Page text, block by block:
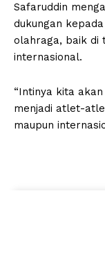
Safaruddin
dukungan
olahraga, baik di
internasional.
“Intinya kita
menjadi atlet-
maupun